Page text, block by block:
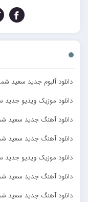
دانلود آلبوم جدید
دانلود موزیک ویدیو
دانلود آهنگ جدید
دانلود آهنگ جدید سعید
دانلود موزیک ویدیو
دانلود آهنگ جدید سعید
دانلود آهنگ جدید